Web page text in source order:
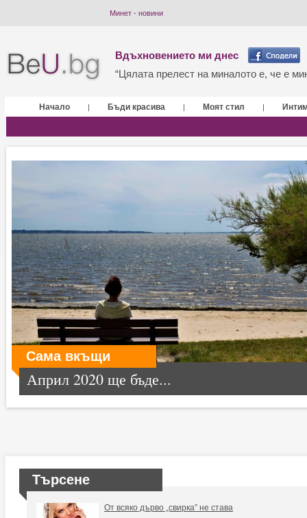
Минет - новини
Вдъхновението ми днес
“Цялата прелест на миналото е, че е
Начало | Бъди красива | Моят стил |
Сама вкъщи
Април 2020 ще бъде...
Търсене
От всяко дърво „свирка” не става